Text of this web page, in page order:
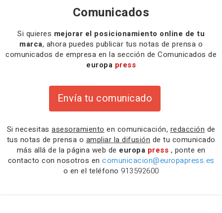
Comunicados
Si quieres mejorar el posicionamiento online de tu
marca, ahora puedes publicar tus notas de prensa o
comunicados de empresa en la sección de Comunicados de
europa press
Envía tu comunicado
Si necesitas asesoramiento en comunicación, redacción de
tus notas de prensa o ampliar la difusión de tu comunicado
más allá de la página web de europa press , ponte en
contacto con nosotros en comunicacion@europapress.es
o en el teléfono 913592600